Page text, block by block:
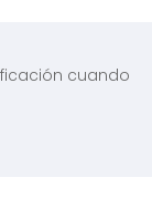
cuando